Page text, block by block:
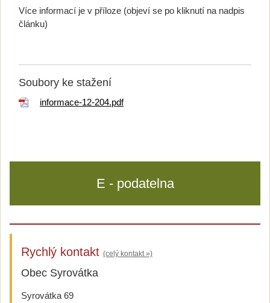
Více informací je v příloze (objeví se po kliknutí na nadpis
článku)
Soubory ke stažení
informace-12-204.pdf
E - podatelna
Rychlý kontakt (celý kontakt »)
Obec Syrovátka
Syrovátka 69